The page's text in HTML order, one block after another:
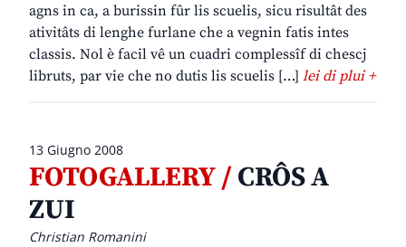
agns in ca, a burissin fûr lis scuelis, sicu risultât des
ativitâts di lenghe furlane che a vegnin fatis intes
classis. Nol è facil vê un cuadri complessîf di chescj
libruts, par vie che no dutis lis scuelis […] lei di plui +
13 Giugno 2008
FOTOGALLERY /CRÔS A
ZUI
Christian Romanini